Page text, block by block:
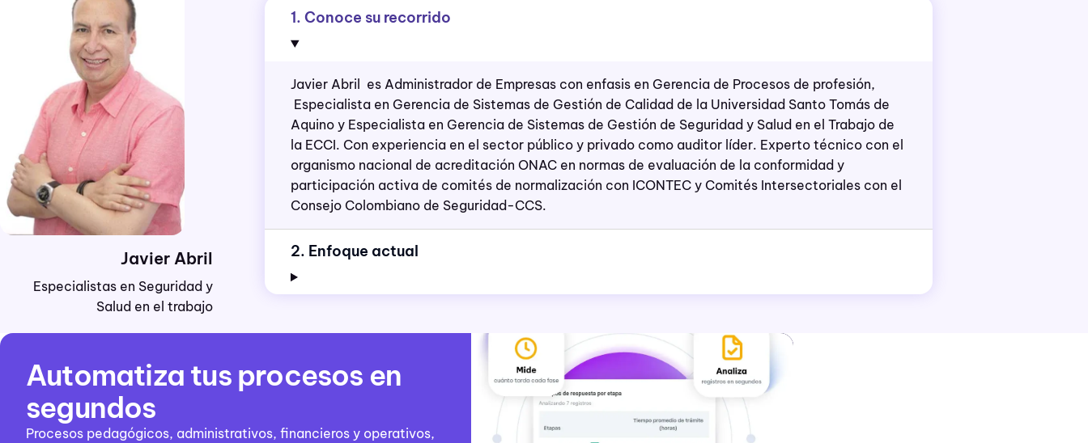
Javier Abril
Especialistas en Seguridad y
Salud en el trabajo
1. Conoce su recorrido
Javier Abril es Administrador de Empresas con enfasis en Gerencia de Procesos de profesión,
Especialista en Gerencia de Sistemas de Gestión de Calidad de la Universidad Santo Tomás de
Aquino y Especialista en Gerencia de Sistemas de Gestión de Seguridad y Salud en el Trabajo de
la ECCI. Con experiencia en el sector público y privado como auditor líder. Experto técnico con el
organismo nacional de acreditación ONAC en normas de evaluación de la conformidad y
participación activa de comités de normalización con ICONTEC y Comités Intersectoriales con el
Consejo Colombiano de Seguridad-CCS.
2. Enfoque actual
Automatiza tus procesos en
segundos
Procesos pedagógicos, administrativos, financieros y operativos,